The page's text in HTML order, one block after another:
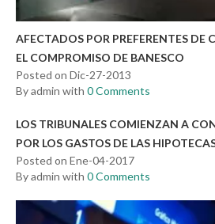
AFECTADOS POR PREFERENTES DE
EL COMPROMISO DE BANESCO
Posted on Dic-27-2013
By admin with 0 Comments
LOS TRIBUNALES COMIENZAN A
POR LOS GASTOS DE LAS
Posted on Ene-04-2017
By admin with 0 Comments